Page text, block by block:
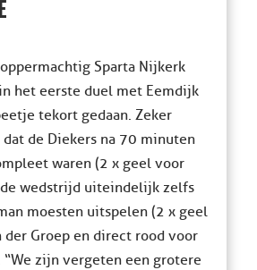
Sparta Nijkerk
het eerste duel met Eemdijk
tekort gedaan. Zeker
de Diekers na 70 minuten
waren (2 x geel voor
de wedstrijd uiteindelijk zelfs
moesten uitspelen (2 x geel
der Groep en direct rood voor
“We zijn vergeten een grotere